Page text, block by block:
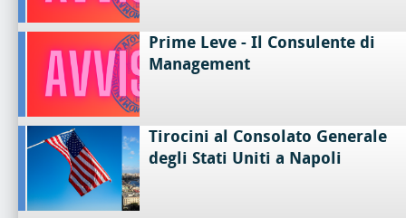
Prime Leve - Il Consulente di
Management
Tirocini al Consolato Generale
degli Stati Uniti a Napoli